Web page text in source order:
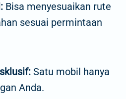
Bisa menyesuaikan rute
sesuai permintaan
Satu mobil hanya
Anda.